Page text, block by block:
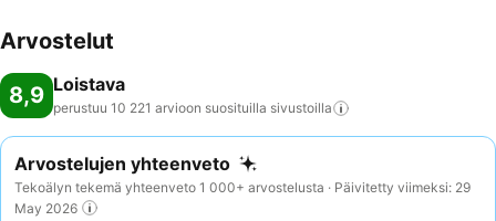
Arvostelut
8,9 Loistava
perustuu 10 221 arvioon suosituilla sivustoilla
Arvostelujen yhteenveto
Tekoälyn tekemä yhteenveto 1 000+ arvostelusta · Päivitetty viimeksi: 29
May 2026